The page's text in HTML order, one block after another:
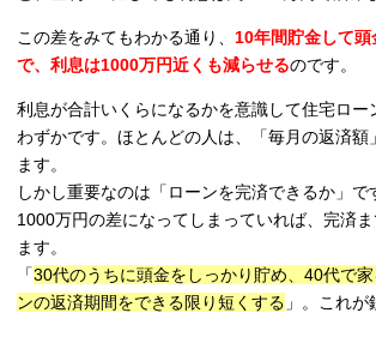
この差をみてもわかる通り、 10年間貯金して頭
で、利息は1000万円近くも減らせるのです。
利息が合計いくらになるかを意識して住宅ロー
わずかです。ほとんどの人は、「毎月の返済額
ます。
しかし重要なのは「ローンを完済できるか」で
1000万円の差になってしまっていれば、完済
ます。
「30代のうちに頭金をしっかり貯め、40代で
ンの返済期間をできる限り短くする 」。これが